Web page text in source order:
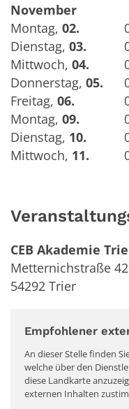
November
Montag, 02.
Dienstag, 03.
Mittwoch, 04.
Donnerstag, 05.
Freitag, 06.
Montag, 09.
Dienstag, 10.
Mittwoch, 11.
CEB Akademie
Metternichstraße 42
54292 Trier
Empfohlener
An dieser Stelle finden
welche über den
diese Landkarte
externen Inhalten